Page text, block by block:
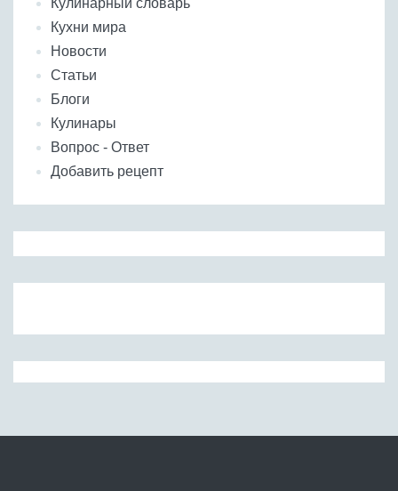
Кулинарный словарь
Кухни мира
Новости
Статьи
Блоги
Кулинары
Вопрос - Ответ
Добавить рецепт